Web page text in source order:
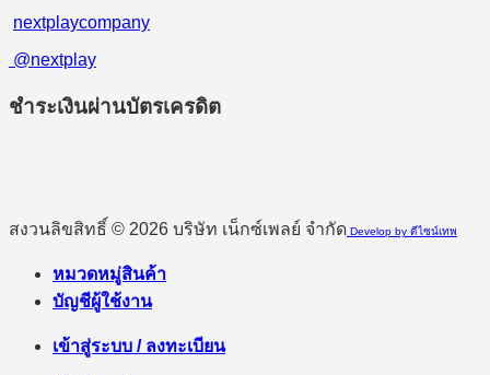
nextplaycompany
@nextplay
ชำระเงินผ่านบัตรเครดิต
สงวนลิขสิทธิ์ © 2026 บริษัท เน็กซ์เพลย์ จำกัด Develop by ดีไซน์เทพ
หมวดหมู่สินค้า
บัญชีผู้ใช้งาน
เข้าสู่ระบบ / ลงทะเบียน